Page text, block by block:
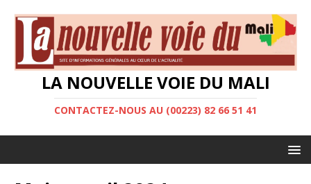
LA NOUVELLE VOIE DU MALI
CONTACTEZ-NOUS AU (00223) 82 66 51 41